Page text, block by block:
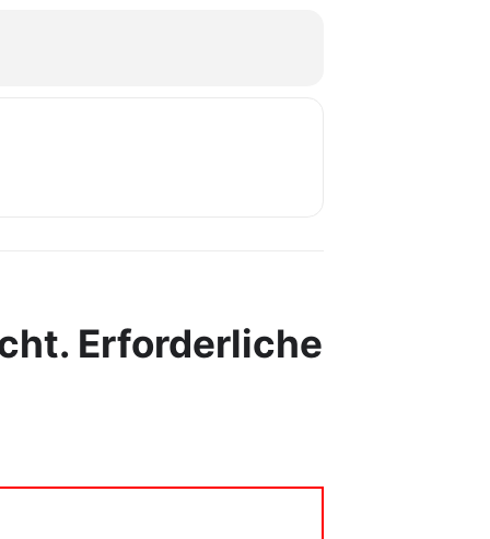
Erforderliche